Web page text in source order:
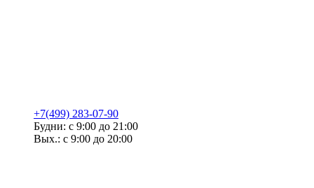
+7(499) 283-07-90
Будни: с 9:00 до 21:00
Вых.: с 9:00 до 20:00